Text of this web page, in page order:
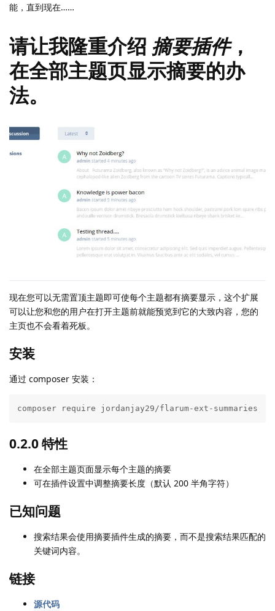
能，直到现在……
请让我隆重介绍 摘要插件，
在全部主题页显示摘要的办
法。
现在您可以无需置顶主题即可使每个主题都有摘要显示，这个扩展
可以让您和您的用户在打开主题前就能预览到它的大致内容，您的
主页也不会看着死板。
安装
通过 composer 安装：
composer require jordanjay29/flarum-ext-summaries
0.2.0 特性
在全部主题页面显示每个主题的摘要
可在插件设置中调整摘要长度（默认 200 半角字符）
已知问题
搜索结果会使用摘要插件生成的摘要，而不是搜索结果匹配的
关键词内容。
链接
源代码